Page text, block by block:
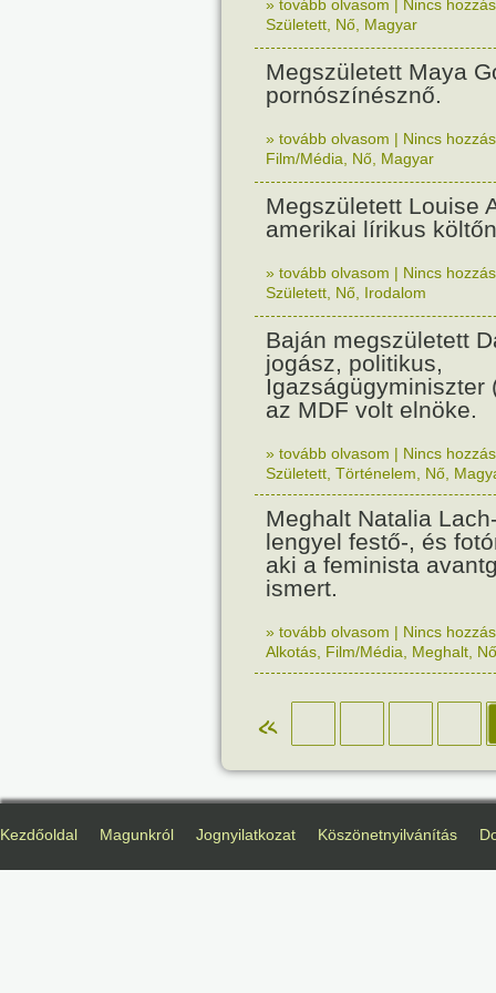
» tovább olvasom | Nincs
Született Nő Magyar
Megszületett Maya
pornószínésznő.
» tovább olvasom | Nincs
Film/Média
Nő Magyar
Megszületett Louise
amerikai lírikus
» tovább olvasom | Nincs
Született Nő Irodalom
Baján megszületett
jogász, politikus,
Igazságügyminiszter
az MDF volt elnöke.
» tovább olvasom | Nincs
Született Történelem Nő
Meghalt Natalia
lengyel festő-, és
aki a feminista
ismert.
» tovább olvasom | Nincs
Alkotás Film/Média Meghalt Nő
«
Kezdőoldal Magunkról Jognyilatkozat Köszönetnyilvánítás